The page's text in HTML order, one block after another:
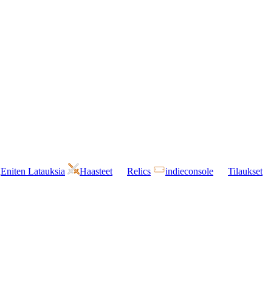
Eniten Latauksia Haasteet Relics indieconsole Tilaukset